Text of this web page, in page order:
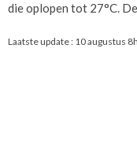
die oplopen tot 27°C.
Laatste update : 10 augustus